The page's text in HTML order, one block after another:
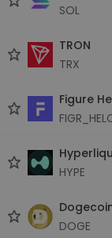
SOL
TRON
TRX
Figure
HYPE
DOGE